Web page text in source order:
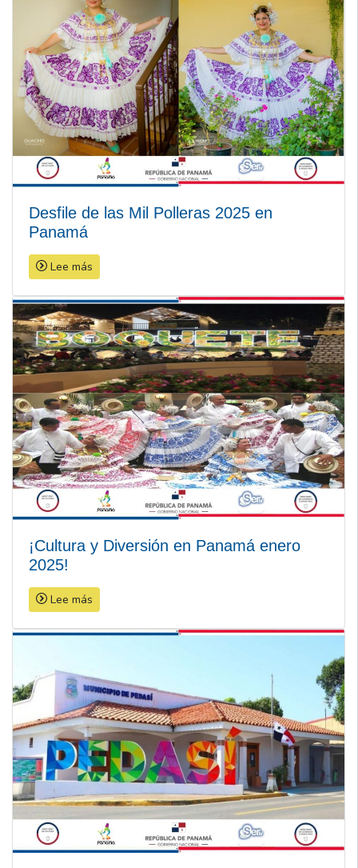
Desfile de las Mil Polleras 2025 en
Panamá
Lee más
¡Cultura y Diversión en Panamá enero
2025!
Lee más